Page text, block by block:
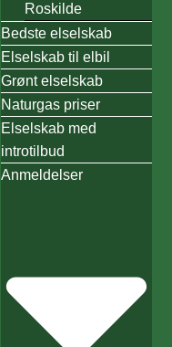
Roskilde
Bedste elselskab
Elselskab til elbil
Grønt elselskab
Naturgas priser
Elselskab med
introtilbud
Anmeldelser